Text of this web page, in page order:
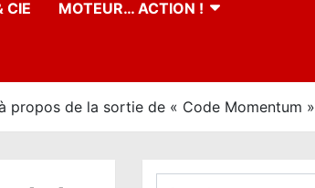
CIE MOTEUR… ACTION !
propos de la sortie de « Code Momentum »